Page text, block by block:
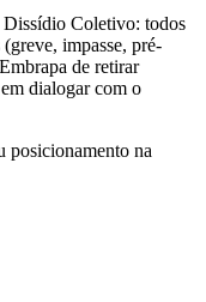
Dissídio Coletivo: todos
impasse, pré-
de retirar
dialogar com o
posicionamento na